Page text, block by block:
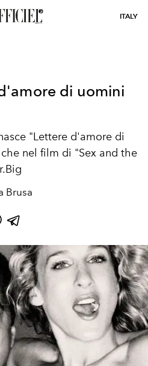
ITALY
di uomini
"Lettere d'amore di
nel film di "Sex and the
Brusa